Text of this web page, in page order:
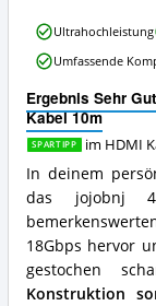
(10
Meter)
erhältlich?
Ergebnis Sehr
Kabel 10m
SPARTIPP im HDMI
In deinem
das jojobnj
18Gbps hervor
gestochen
Konstruktion
jojobnj
4K
Hdmi
10m
Vorteile:
Was
spricht
für
dieses
HDMI
Kabel
(10
Meter)?
Ultrahochleistung
Umfassende